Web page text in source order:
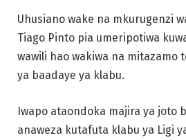
Uhusiano wake na mkurugenzi
Tiago Pinto pia umeripotiwa
wawili hao wakiwa na mitazamo
ya baadaye ya klabu.
Iwapo ataondoka majira ya joto
anaweza kutafuta klabu ya Ligi